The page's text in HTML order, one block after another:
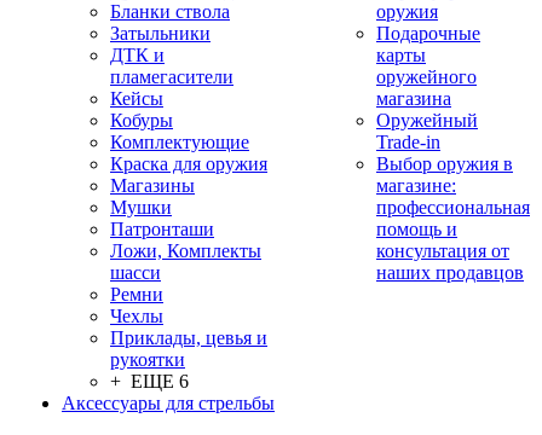
Бланки ствола
Затыльники
ДТК и
пламегасители
Кейсы
Кобуры
Комплектующие
Краска для оружия
Магазины
Мушки
Патронташи
Ложи, Комплекты
шасси
Ремни
Чехлы
Приклады, цевья и
рукоятки
+ ЕЩЕ 6
Аксессуары для стрельбы
оружия
Подарочные
карты
оружейного
магазина
Оружейный
Trade-in
Выбор оружия в
магазине:
профессиональная
помощь и
консультация от
наших продавцов